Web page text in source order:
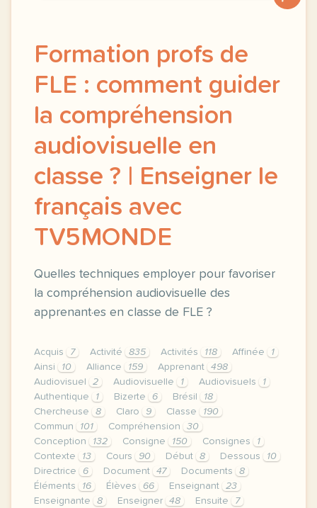
Formation profs de
FLE : comment guider
la compréhension
audiovisuelle en
classe ? | Enseigner le
français avec
TV5MONDE
Quelles techniques employer pour favoriser
la compréhension audiovisuelle des
apprenant·es en classe de FLE ?
Acquis 7 Activité 835 Activités 118 Affinée
1
Ainsi
10 Alliance 159 Apprenant
498
Audiovisuel
2 Audiovisuelle 1 Audiovisuels
1
Authentique
1 Bizerte 6 Brésil
18
Chercheuse
8 Claro 9 Classe
190
Commun
101 Compréhension
30
Conception
132 Consigne 150 Consignes
1
Contexte
13 Cours 90 Début 8 Dessous
10
Directrice
6 Document 47 Documents
8
Éléments
16 Élèves 66 Enseignant
23
Enseignante
8 Enseigner 48 Ensuite
7